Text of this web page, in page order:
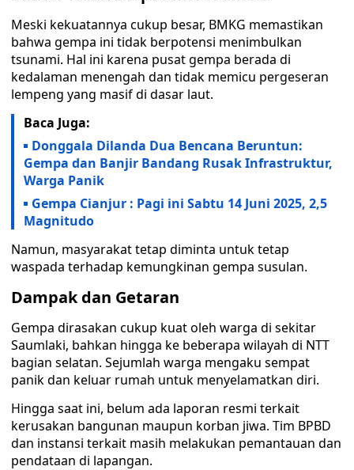
Meski kekuatannya cukup besar, BMKG memastikan
bahwa gempa ini tidak berpotensi menimbulkan
tsunami. Hal ini karena pusat gempa berada di
kedalaman menengah dan tidak memicu pergeseran
lempeng yang masif di dasar laut.
Baca Juga:
Donggala Dilanda Dua Bencana Beruntun:
Gempa dan Banjir Bandang Rusak Infrastruktur,
Warga Panik
Gempa Cianjur : Pagi ini Sabtu 14 Juni 2025, 2,5
Magnitudo
Namun, masyarakat tetap diminta untuk tetap
waspada terhadap kemungkinan gempa susulan.
Dampak dan Getaran
Gempa dirasakan cukup kuat oleh warga di sekitar
Saumlaki, bahkan hingga ke beberapa wilayah di NTT
bagian selatan. Sejumlah warga mengaku sempat
panik dan keluar rumah untuk menyelamatkan diri.
Hingga saat ini, belum ada laporan resmi terkait
kerusakan bangunan maupun korban jiwa. Tim BPBD
dan instansi terkait masih melakukan pemantauan dan
pendataan di lapangan.